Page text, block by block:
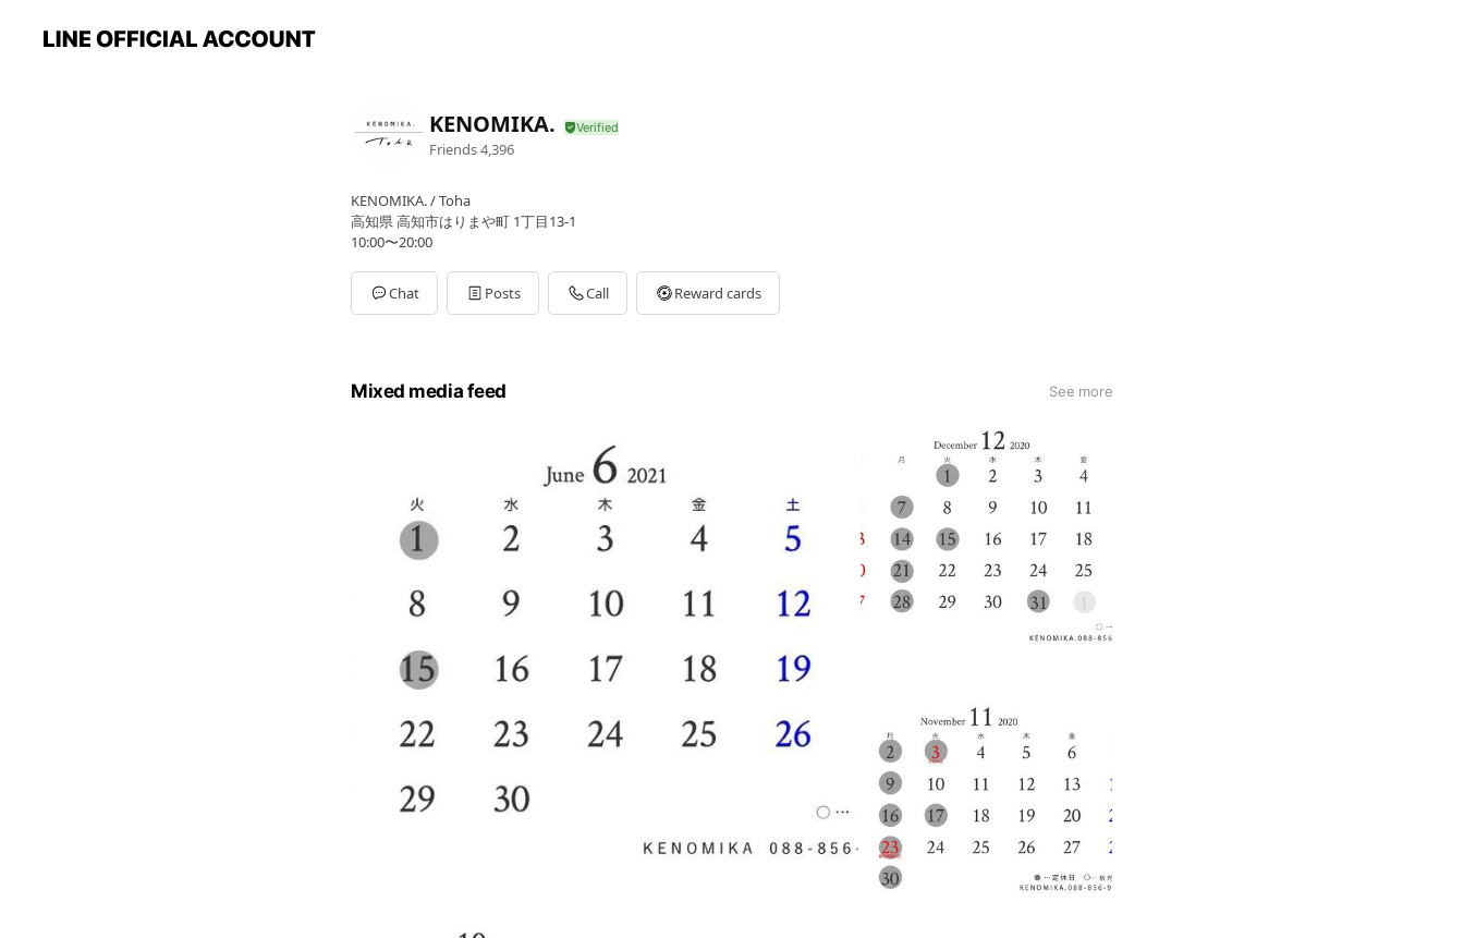
KENOMIKA.
Friends4,396
KENOMIKA. / Toha
高知県 高知市はりまや町 1丁目13-1
10:00〜20:00
Chat Posts Call Reward cards
Mixed media feed See more